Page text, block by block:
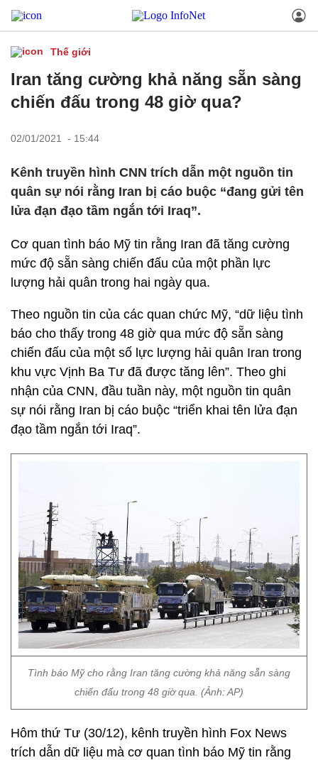
Thế giới
Iran tăng cường khả năng sẵn sàng
chiến đấu trong 48 giờ qua?
02/01/2021 - 15:44
Kênh truyền hình CNN trích dẫn một nguồn tin
quân sự nói rằng Iran bị cáo buộc “đang gửi tên
lửa đạn đạo tầm ngắn tới Iraq”.
Cơ quan tình báo Mỹ tin rằng Iran đã tăng cường
mức độ sẵn sàng chiến đấu của một phần lực
lượng hải quân trong hai ngày qua.
Theo nguồn tin của các quan chức Mỹ, “dữ liệu tình
báo cho thấy trong 48 giờ qua mức độ sẵn sàng
chiến đấu của một số lực lượng hải quân Iran trong
khu vực Vịnh Ba Tư đã được tăng lên”. Theo ghi
nhận của CNN, đầu tuần này, một nguồn tin quân
sự nói rằng Iran bị cáo buộc “triển khai tên lửa đạn
đạo tầm ngắn tới Iraq”.
Tình báo Mỹ cho rằng Iran tăng cường khả năng sẵn sàng
chiến đấu trong 48 giờ qua. (Ảnh: AP)
Hôm thứ Tư (30/12), kênh truyền hình Fox News
trích dẫn dữ liệu mà cơ quan tình báo Mỹ tin rằng